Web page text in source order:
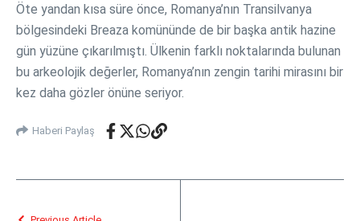
Öte yandan kısa süre önce, Romanya’nın Transilvanya
bölgesindeki Breaza komününde de bir başka antik hazine
gün yüzüne çıkarılmıştı. Ülkenin farklı noktalarında bulunan
bu arkeolojik değerler, Romanya’nın zengin tarihi mirasını bir
kez daha gözler önüne seriyor.
Haberi Paylaş